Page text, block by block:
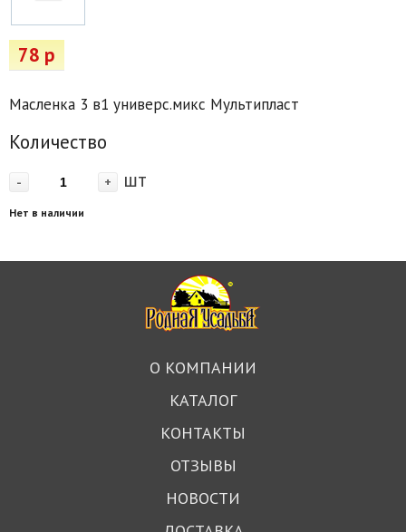
78 р
Масленка 3 в1 универс.микс Мультипласт
Количество
- + шт
Нет в наличии
О КОМПАНИИ
КАТАЛОГ
КОНТАКТЫ
ОТЗЫВЫ
НОВОСТИ